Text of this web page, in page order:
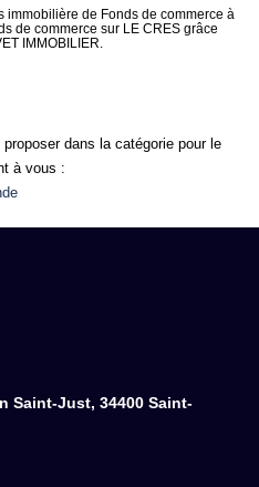
immobilière de Fonds de commerce à
de commerce sur LE CRES grâce
IMMOBILIER.
dans la catégorie pour le
à vous :
Saint-Just, 34400 Saint-